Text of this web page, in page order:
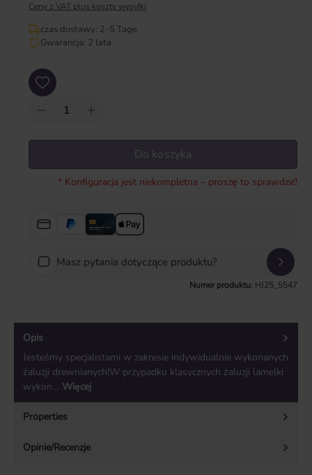
Ceny z VAT plus koszty wysyłki
czas dostawy: 2-5 Tage
Gwarancja: 2 lata
Ilość produktu: Wprowadź żądaną ilość lub użyj przycisków, aby zwiększyć lub
Do koszyka
* Konfiguracja jest niekompletna – proszę to sprawdzić!
Masz pytania dotyczące produktu?
Numer produktu: HJ25_5547
Opis
Jesteśmy specjalistami w zakresie indywidualnie wykonanych
żaluzji drewnianych!W przypadku klasycznych żaluzji lamelki
wykon… Więcej
Properties
Opinie/Recenzje